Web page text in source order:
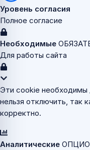
Уровень согласия
Полное согласие
Необходимые
Для работы сайта
Эти cookie необходимы
нельзя отключить, так
корректно.
Аналитические